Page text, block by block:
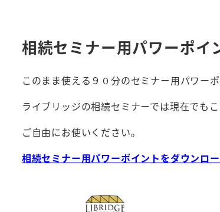
相続セミナー用パワーポイ
このまま使える９０分のセミナー用パワーポ
ライブリッジの相続セミナーでは現在でも
ご自由にお使いください。
相続セミナー用パワーポイントをダウンロ